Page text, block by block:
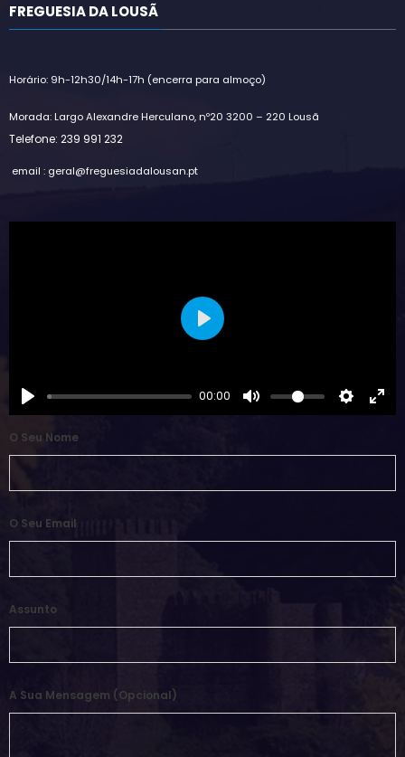
FREGUESIA DA LOUSÃ
Horário: 9h-12h30/14h-17h (encerra para almoço)
Morada: Largo Alexandre Herculano, nº20 3200 – 220 Lousã
Telefone: 239 991 232
email : geral@freguesiadalousan.pt
00:00
Play
O Seu Nome
O Seu Email
Assunto
A Sua Mensagem (opcional)